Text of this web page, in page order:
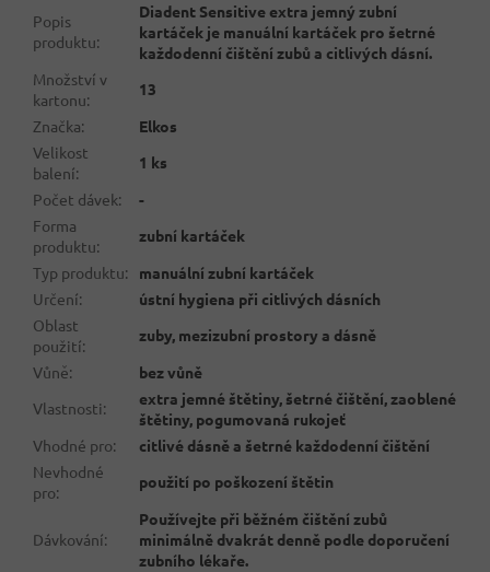
Popis
produktu:
Diadent Sensitive extra jemný zubní
kartáček je manuální kartáček pro šetrné
každodenní čištění zubů a citlivých dásní.
Množství v
kartonu:
13
Značka:
Elkos
Velikost
balení:
1 ks
Počet dávek:
-
Forma
produktu:
zubní kartáček
Typ produktu:
manuální zubní kartáček
Určení:
ústní hygiena při citlivých dásních
Oblast
použití:
zuby, mezizubní prostory a dásně
Vůně:
bez vůně
Vlastnosti:
extra jemné štětiny, šetrné čištění, zaoblené
štětiny, pogumovaná rukojeť
Vhodné pro:
citlivé dásně a šetrné každodenní čištění
Nevhodné
pro:
použití po poškození štětin
Dávkování:
Používejte při běžném čištění zubů
minimálně dvakrát denně podle doporučení
zubního lékaře.